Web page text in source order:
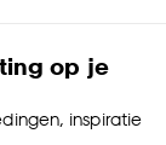
op je
inspiratie